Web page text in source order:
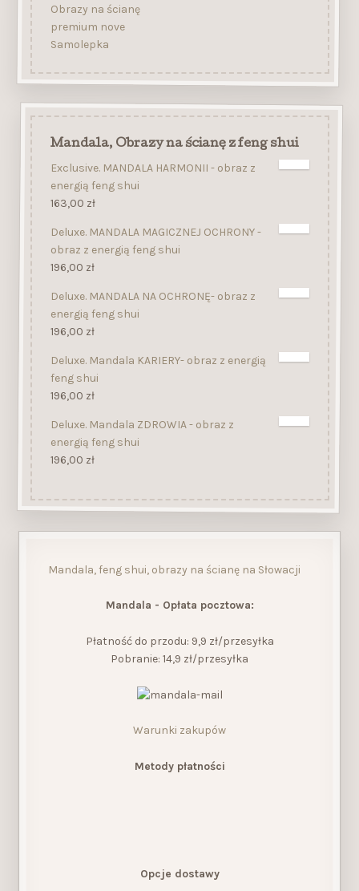
Obrazy na ścianę
premium nove
Samolepka
Mandala, Obrazy na ścianę z feng shui
Exclusive. MANDALA HARMONII - obraz z
energią feng shui
163,00 zł
Deluxe. MANDALA MAGICZNEJ OCHRONY -
obraz z energią feng shui
196,00 zł
Deluxe. MANDALA NA OCHRONĘ- obraz z
energią feng shui
196,00 zł
Deluxe. Mandala KARIERY- obraz z energią
feng shui
196,00 zł
Deluxe. Mandala ZDROWIA - obraz z
energią feng shui
196,00 zł
Mandala, feng shui, obrazy na ścianę na Słowacji
Mandala - Opłata pocztowa:
Płatność do przodu: 9,9 zł/przesyłka
Pobranie: 14,9 zł/przesyłka
Warunki zakupów
Metody płatności
Opcje dostawy